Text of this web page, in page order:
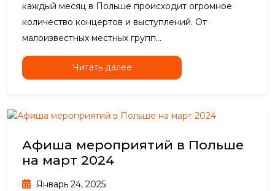
каждый месяц в Польше происходит огромное
количество концертов и выступлений. От
малоизвестных местных групп...
Читать далее
Афиша мероприятий в Польше
на март 2024
Январь 24, 2025